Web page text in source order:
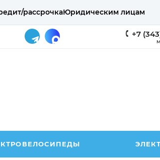
рассрочкаЮридическим лицам
+7